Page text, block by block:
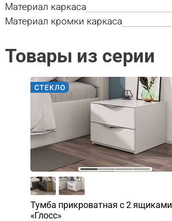
Материал каркаса
Материал кромки каркаса
Товары из серии
Тумба прикроватная с 2 ящиками
«Глосс»